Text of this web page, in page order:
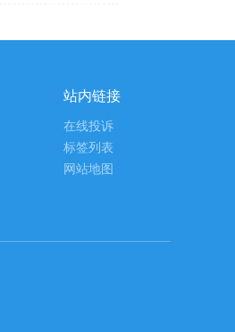
站内链接
在线投诉
标签列表
网站地图